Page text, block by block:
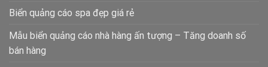
Biển quảng cáo spa đẹp giá rẻ
Mẫu biển quảng cáo nhà hàng ấn tượng – Tăng doanh số
bán hàng